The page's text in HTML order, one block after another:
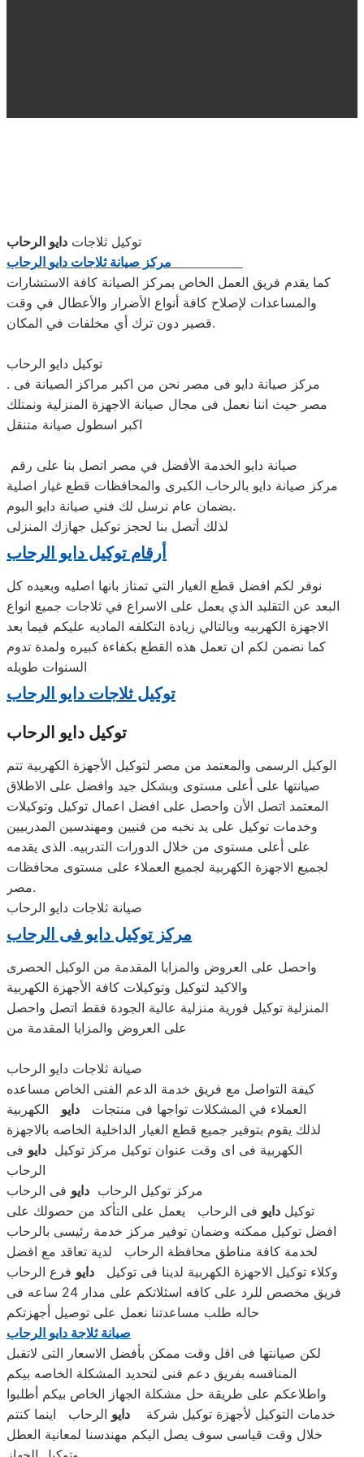
توكيل ثلاجات دايو الرحاب
مركز صيانة ثلاجات دايو الرحاب
كما يقدم فريق العمل الخاص بمركز الصيانة كافة الاستشارات
والمساعدات لإصلاح كافة أنواع الأضرار والأعطال في وقت
قصير دون ترك أي مخلفات في المكان.
. مركز صيانة دايو فى مصر نحن من اكبر مراكز الصيانة فى
مصر حيث اننا نعمل فى مجال صيانة الاجهزة المنزلية ونمتلك
اكبر اسطول صيانة متنقل
مركز صيانة دايو بالرحاب الكبرى والمحافظات قطع غيار اصلية
بضمان عام نرسل لك فني صيانة دايو اليوم.
لذلك أتصل بنا لحجز توكيل جهازك المنزلى
أرقام توكيل دايو الرحاب
نوفر لكم افضل قطع الغيار التي تمتاز بانها اصليه وبعيده كل
البعد عن التقليد الذي يعمل على الاسراع في ثلاجات جميع انواع
الاجهزة الكهربيه وبالتالي زيادة التكلفه الماديه عليكم فيما بعد
كما نضمن لكم ان تعمل هذه القطع بكفاءة كبيره ولمدة تدوم
السنوات طويله
توكيل ثلاجات دايو الرحاب
توكيل دايو الرحاب
الوكيل الرسمى والمعتمد من مصر لتوكيل الأجهزة الكهربية تتم
صيانتها على أعلى مستوى وبشكل جيد وافضل على الاطلاق
المعتمد اتصل الأن واحصل على افضل اعمال توكيل وتوكيلات
وخدمات توكيل على يد نخبه من فنيين ومهندسين المدربيين
على أعلى مستوى من خلال الدورات التدربيه. الذى يقدمه
لجميع الاجهزة الكهربية لجميع العملاء على مستوى محافظات
مصر.
صيانة ثلاجات دايو الرحاب
مركز توكيل دايو فى الرحاب
واحصل على العروض والمزايا المقدمة من الوكيل الحصرى
والاكيد لتوكيل وتوكيلات كافة الأجهزة الكهربية
المنزلية توكيل فورية منزلية عالية الجودة فقط اتصل واحصل
على العروض والمزايا المقدمة من
صيانة ثلاجات دايو الرحاب
كيفة التواصل مع فريق خدمة الدعم الفنى الخاص مساعده
العملاء في المشكلات تواجها فى منتجات دايو الكهربية
لذلك يقوم بتوفير جميع قطع الغيار الداخلية الخاصه بالاجهزة
الكهربية فى اى وقت عنوان توكيل مركز توكيل دايو فى
الرحاب
مركز توكيل الرحاب دايو فى الرحاب
توكيل دايو فى الرحاب يعمل على التأكد من حصولك على
افضل توكيل ممكنه وضمان توفير مركز خدمة رئيسى بالرحاب
لخدمة كافة مناطق محافظة الرحاب لدية تعاقد مع افضل
وكلاء توكيل الاجهزة الكهربية لدينا فى توكيل دايو فرع الرحاب
فريق مخصص للرد على كافه اسئلاتكم على مدار 24 ساعه فى
حاله طلب مساعدتنا نعمل على توصيل أجهزتكم
صيانة ثلاجة دايو الرحاب
لكن صيانتها فى اقل وقت ممكن بأفضل الاسعار التى لاتقبل
المنافسه بفريق دعم فنى لتحديد المشكلة الخاصه بيكم
واطلاعكم على طريقة حل مشكلة الجهاز الخاص بيكم أطلبوا
خدمات التوكيل لأجهزة توكيل شركة دايو الرحاب اينما كنتم
خلال وقت قياسى سوف يصل اليكم مهندسنا لمعانية العطل